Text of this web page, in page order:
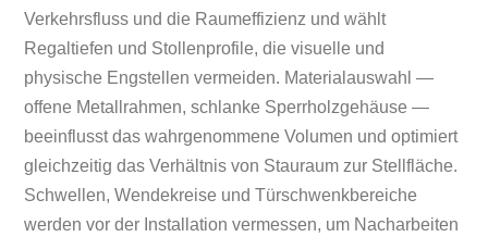
Verkehrsfluss und die Raumeffizienz und wählt
Regaltiefen und Stollenprofile, die visuelle und
physische Engstellen vermeiden. Materialauswahl —
offene Metallrahmen, schlanke Sperrholzgehäuse —
beeinflusst das wahrgenommene Volumen und optimiert
gleichzeitig das Verhältnis von Stauraum zur Stellfläche.
Schwellen, Wendekreise und Türschwenkbereiche
werden vor der Installation vermessen, um Nacharbeiten